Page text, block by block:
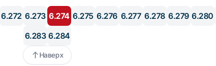
6.272 6.273 6.274 6.275 6.276 6.277 6.278 6.279 6.280
6.283 6.284
Наверх